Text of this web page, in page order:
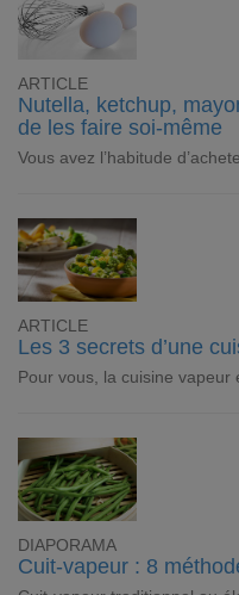
ARTICLE
Nutella, ketchup,
de les faire soi-même
Vous avez l’habitude
ARTICLE
Les 3 secrets d’une
Pour vous, la cuisine vapeur
DIAPORAMA
Cuit-vapeur : 8